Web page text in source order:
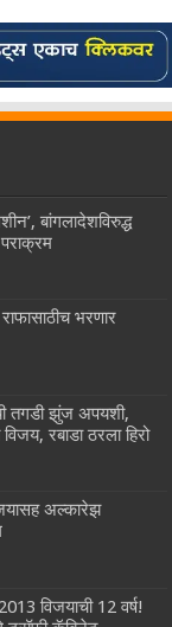
बांगलादेशविरुद्ध
भरणार
तगडी झुंज अपयशी,
रबाडा ठरला हिरो
अल्कारेझ
विजयाची 12 वर्ष!